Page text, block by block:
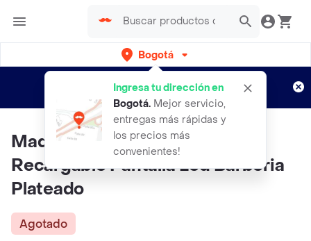
Bogotá
Ingresa tu dirección en
Bogotá. Mejor servicio,
entregas más rápidas y
los precios más
convenientes!
envíos gratis por semanas
Aplican TyC
Maquina Patillera VGR V 228
Recargable Pantalla Led Barberia
Plateado
Agotado